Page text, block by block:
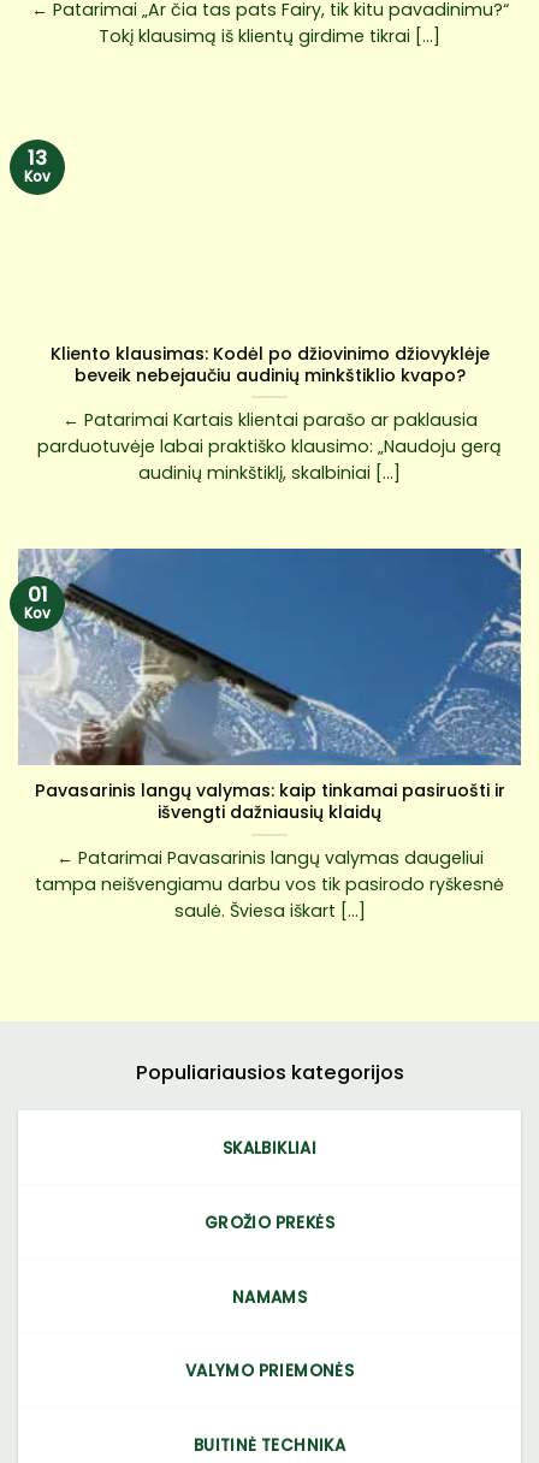
← Patarimai „Ar čia tas pats Fairy, tik kitu pavadinimu?“
Tokį klausimą iš klientų girdime tikrai [...]
Kliento klausimas: Kodėl po džiovinimo džiovyklėje
beveik nebejaučiu audinių minkštiklio kvapo?
← Patarimai Kartais klientai parašo ar paklausia
parduotuvėje labai praktiško klausimo: „Naudoju gerą
audinių minkštiklį, skalbiniai [...]
13
Kov
Pavasarinis langų valymas: kaip tinkamai pasiruošti ir
išvengti dažniausių klaidų
← Patarimai Pavasarinis langų valymas daugeliui
tampa neišvengiamu darbu vos tik pasirodo ryškesnė
saulė. Šviesa iškart [...]
01
Kov
Populiariausios kategorijos
SKALBIKLIAI
GROŽIO PREKĖS
NAMAMS
VALYMO PRIEMONĖS
BUITINĖ TECHNIKA